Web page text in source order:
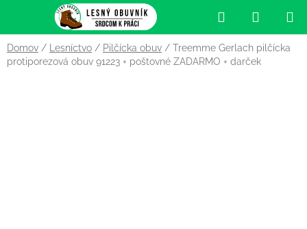
obsah
Hľadať
KOŠÍK
Domov / Lesníctvo / Pilčícka obuv / Treemme Gerlach pilčícka
protiporezová obuv 91223 + poštovné ZADARMO + darček